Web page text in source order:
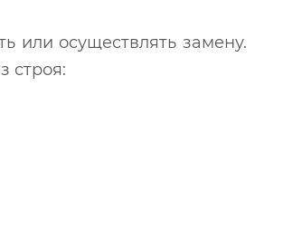
или осуществлять замену.
строя: